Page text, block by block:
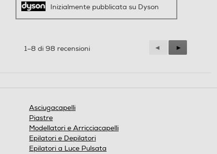
uniforme, per
uno styling
estremamente
Inizialmente pubblicata su Dyson
1–8 di 98 recensioni
Precedente
Reviews
◄
Successiva
Reviews
►
Asciugacapelli
Piastre
Modellatori e Arricciacapelli
Epilatori e Depilatori
Epilatori a Luce Pulsata